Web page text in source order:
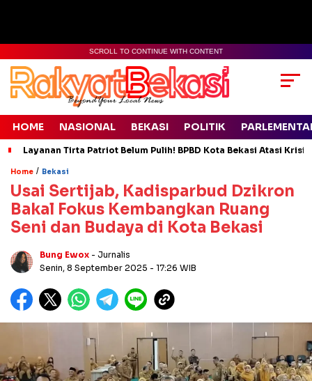
SCROLL TO CONTINUE WITH CONTENT
HOME NASIONAL BEKASI POLITIK
Layanan Tirta Patriot Belum Pulih! BPBD Kota Bekasi Atasi
Home / Bekasi
Usai Sertijab, Kadisparbud Dzikron
Bakal Fokus Kembangkan Ruang
Seni dan Budaya di Kota Bekasi
Bung Ewox - Jurnalis
Senin, 8 September 2025 - 17:26 WIB